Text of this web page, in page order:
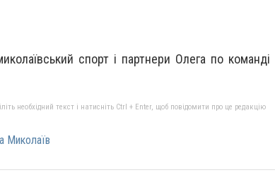
спорт і партнери Олега по
необхідний текст і натисніть Ctrl + Enter, щоб повідомити про це редакцію
Миколаїв